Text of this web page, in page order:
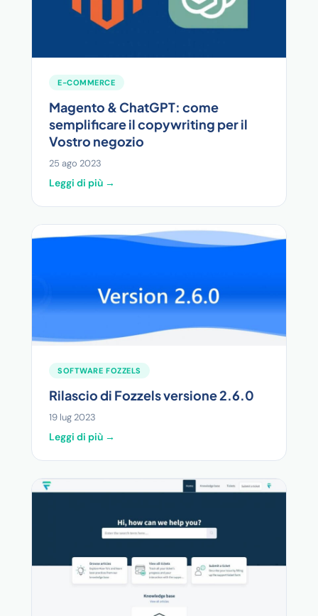
E-COMMERCE
Magento & ChatGPT: come
semplificare il copywriting per il
Vostro negozio
25 ago 2023
Leggi di più →
SOFTWARE FOZZELS
Rilascio di Fozzels versione 2.6.0
19 lug 2023
Leggi di più →